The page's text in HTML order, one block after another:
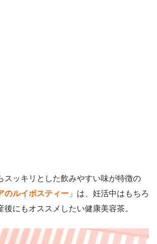
スッキリとした飲みやすい味が特徴の
のルイボスティー 」は、妊活中はもちろ
後にもオススメしたい健康美容茶。